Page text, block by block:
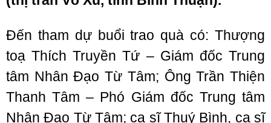
Đến tham dự buổi trao quà có: Thượng
toạ Thích Truyền Tứ – Giám đốc Trung
tâm Nhân Đạo Từ Tâm; Ông Trần Thiện
Thanh Tâm – Phó Giám đốc Trung tâm
Nhân Đạo Từ Tâm; ca sĩ Thuý Bình, ca sĩ